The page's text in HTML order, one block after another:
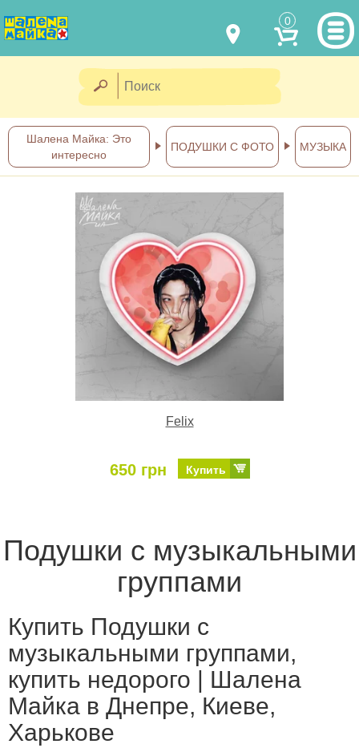
0
(067) 011 0404
shalena@mayka.dp.ua
г.Днепр, ул. Ярослава Мудрого, 68
Отправка по Украине каждый
день
НАШИ РАБОТЫ
КАК КУПИТЬ
ПОЛНАЯ ВЕРСИЯ САЙТА
Шалена Майка: Это
интересно
ПОДУШКИ С ФОТО МУЗЫКА
Felix
650 грн Купить
Подушки с музыкальными
группами
Купить Подушки с
музыкальными группами,
купить недорого | Шалена
Майка в Днепре, Киеве,
Харькове